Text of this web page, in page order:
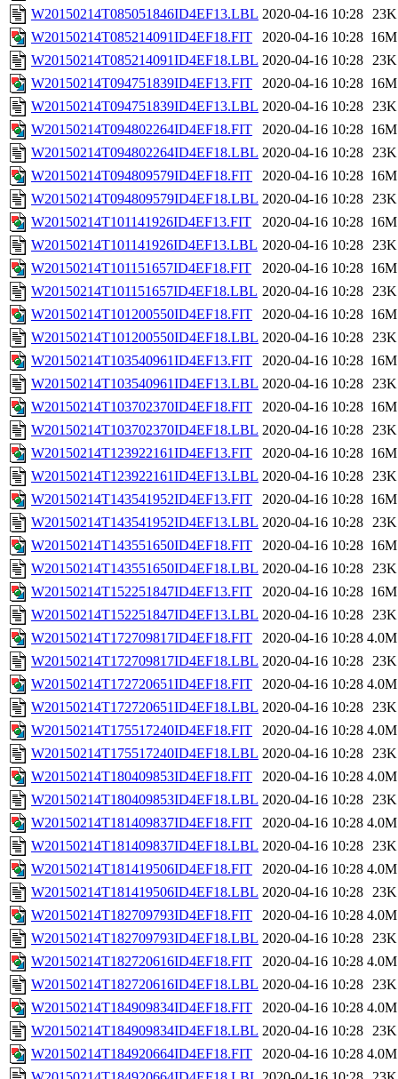
W20150214T085051846ID4EF13.LBL 2020-04-16 10:28 23K
W20150214T085214091ID4EF18.FIT
2020-04-16 10:28 16M
W20150214T085214091ID4EF18.LBL 2020-04-16 10:28 23K
W20150214T094751839ID4EF13.FIT
2020-04-16 10:28 16M
W20150214T094751839ID4EF13.LBL 2020-04-16 10:28 23K
W20150214T094802264ID4EF18.FIT
2020-04-16 10:28 16M
W20150214T094802264ID4EF18.LBL 2020-04-16 10:28 23K
W20150214T094809579ID4EF18.FIT
2020-04-16 10:28 16M
W20150214T094809579ID4EF18.LBL 2020-04-16 10:28 23K
W20150214T101141926ID4EF13.FIT
2020-04-16 10:28 16M
W20150214T101141926ID4EF13.LBL 2020-04-16 10:28 23K
W20150214T101151657ID4EF18.FIT
2020-04-16 10:28 16M
W20150214T101151657ID4EF18.LBL 2020-04-16 10:28 23K
W20150214T101200550ID4EF18.FIT
2020-04-16 10:28 16M
W20150214T101200550ID4EF18.LBL 2020-04-16 10:28 23K
W20150214T103540961ID4EF13.FIT
2020-04-16 10:28 16M
W20150214T103540961ID4EF13.LBL 2020-04-16 10:28 23K
W20150214T103702370ID4EF18.FIT
2020-04-16 10:28 16M
W20150214T103702370ID4EF18.LBL 2020-04-16 10:28 23K
W20150214T123922161ID4EF13.FIT
2020-04-16 10:28 16M
W20150214T123922161ID4EF13.LBL 2020-04-16 10:28 23K
W20150214T143541952ID4EF13.FIT
2020-04-16 10:28 16M
W20150214T143541952ID4EF13.LBL 2020-04-16 10:28 23K
W20150214T143551650ID4EF18.FIT
2020-04-16 10:28 16M
W20150214T143551650ID4EF18.LBL 2020-04-16 10:28 23K
W20150214T152251847ID4EF13.FIT
2020-04-16 10:28 16M
W20150214T152251847ID4EF13.LBL 2020-04-16 10:28 23K
W20150214T172709817ID4EF18.FIT
2020-04-16 10:28 4.0M
W20150214T172709817ID4EF18.LBL 2020-04-16 10:28 23K
W20150214T172720651ID4EF18.FIT
2020-04-16 10:28 4.0M
W20150214T172720651ID4EF18.LBL 2020-04-16 10:28 23K
W20150214T175517240ID4EF18.FIT
2020-04-16 10:28 4.0M
W20150214T175517240ID4EF18.LBL 2020-04-16 10:28 23K
W20150214T180409853ID4EF18.FIT
2020-04-16 10:28 4.0M
W20150214T180409853ID4EF18.LBL 2020-04-16 10:28 23K
W20150214T181409837ID4EF18.FIT
2020-04-16 10:28 4.0M
W20150214T181409837ID4EF18.LBL 2020-04-16 10:28 23K
W20150214T181419506ID4EF18.FIT
2020-04-16 10:28 4.0M
W20150214T181419506ID4EF18.LBL 2020-04-16 10:28 23K
W20150214T182709793ID4EF18.FIT
2020-04-16 10:28 4.0M
W20150214T182709793ID4EF18.LBL 2020-04-16 10:28 23K
W20150214T182720616ID4EF18.FIT
2020-04-16 10:28 4.0M
W20150214T182720616ID4EF18.LBL 2020-04-16 10:28 23K
W20150214T184909834ID4EF18.FIT
2020-04-16 10:28 4.0M
W20150214T184909834ID4EF18.LBL 2020-04-16 10:28 23K
W20150214T184920664ID4EF18.FIT
2020-04-16 10:28 4.0M